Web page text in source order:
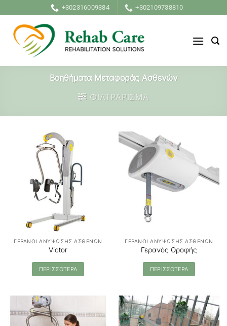
στο
περιεχόμενο
+302316009384 +302109738810
Βοηθήματα Μεταφοράς Ασθενών
ΦΙΛΤΡΑΡΙΣΜΑ
ΓΕΡΑΝΟΙ ΑΝΥΨΩΣΗΣ ΑΣΘΕΝΩΝ
Victor
ΠΕΡΙΣΣΟΤΕΡΑ
ΓΕΡΑΝΟΙ ΑΝΥΨΩΣΗΣ ΑΣΘΕΝΩΝ
Γερανός Οροφής
ΠΕΡΙΣΣΟΤΕΡΑ